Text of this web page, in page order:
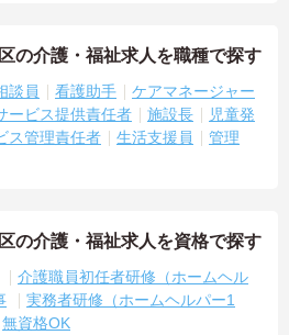
年間17日のリフレッシュ休暇が支給さ
由となっており、定年65歳・再雇用70
、ご自身のスタイルを保ちながら末
の介護・福祉求人を職種で探す
談員 看護助手
ケアマネージャー
ービス提供責任者 施設長
児童発
ス管理責任者 生活支援員
管理
の介護・福祉求人を資格で探す
介護職員初任者研修（ホームヘル
実務者研修（ホームヘルパー1
無資格OK